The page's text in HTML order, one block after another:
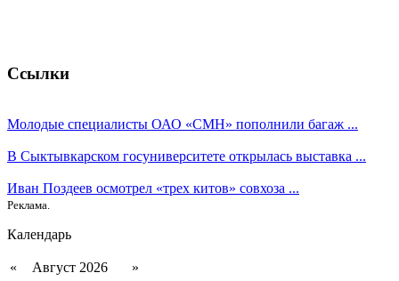
Ссылки
Молодые специалисты ОАО «СМН» пополнили багаж ...
В Сыктывкарском госуниверситете открылась выставка ...
Иван Поздеев осмотрел «трех китов» совхоза ...
Реклама.
Календарь
« Август 2026
»